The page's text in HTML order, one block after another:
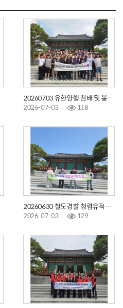
배 20260703 유한양행 참배 및 봉사활동
2026-07-03 118
배 20260630 철도경찰 청렴유적지 탐방
2026-07-03 129